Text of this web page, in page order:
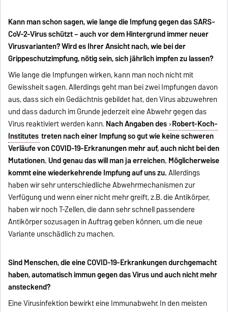
Kann man schon sagen, wie lange die Impfung gegen das SARS-
CoV-2-Virus schützt – auch vor dem Hintergrund immer neuer
Virusvarianten? Wird es Ihrer Ansicht nach, wie bei der
Grippeschutzimpfung, nötig sein, sich jährlich impfen zu lassen?
Wie lange die Impfungen wirken, kann man noch nicht mit
Gewissheit sagen. Allerdings geht man bei zwei Impfungen davon
aus, dass sich ein Gedächtnis gebildet hat, den Virus abzuwehren
und dass dadurch im Grunde jederzeit eine Abwehr gegen das
Virus reaktiviert werden kann.Nach Angaben des Robert-Koch-
Institutes treten nach einer Impfung so gut wie keine schweren
Verläufe von COVID-19-Erkranungen mehr auf, auch nicht bei den
Mutationen. Und genau das will man ja erreichen. Möglicherweise
kommt eine wiederkehrende Impfung auf uns zu.Allerdings
haben wir sehr unterschiedliche Abwehrmechanismen zur
Verfügung und wenn einer nicht mehr greift, z.B. die Antikörper,
haben wir noch T-Zellen, die dann sehr schnell passendere
Antikörper sozusagen in Auftrag geben können, um die neue
Variante unschädlich zu machen.
Sind Menschen, die eine COVID-19-Erkrankungen durchgemacht
haben, automatisch immun gegen das Virus und auch nicht mehr
ansteckend?
Eine Virusinfektion bewirkt eine Immunabwehr. In den meisten